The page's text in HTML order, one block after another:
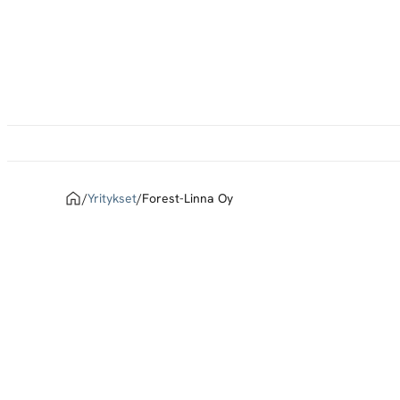
Home
/Yritykset/Forest-Linna Oy